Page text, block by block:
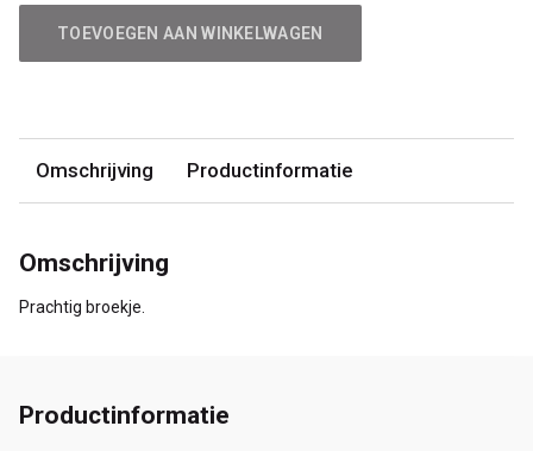
TOEVOEGEN AAN WINKELWAGEN
Omschrijving Productinformatie
Omschrijving
Prachtig broekje.
Productinformatie